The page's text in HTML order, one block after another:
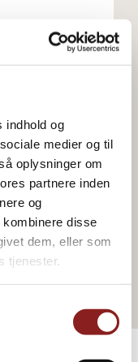
indhold og
medier og til
oplysninger om
partnere inden
og
disse
dem, eller som
tjenester.